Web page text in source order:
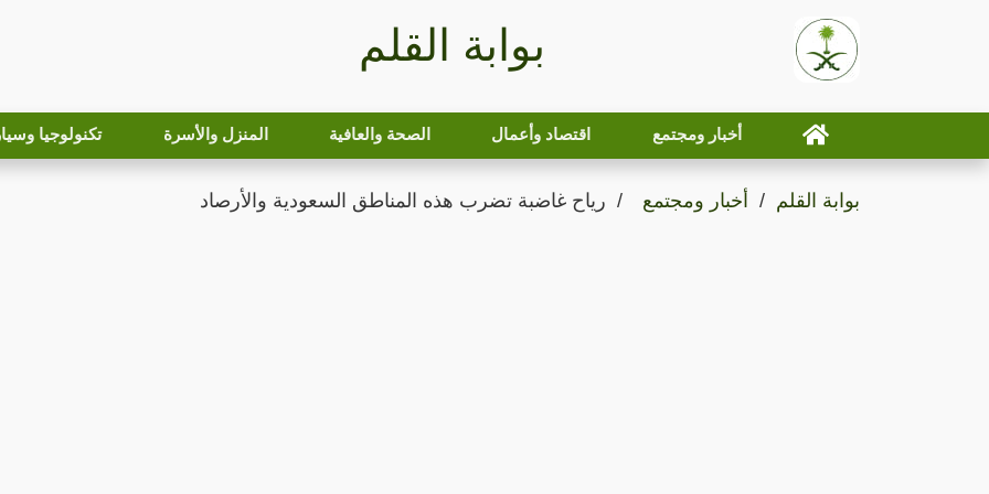
بوابة القلم
أخبار ومجتمع اقتصاد وأعمال الصحة والعافية المنزل والأسرة تكنولوجيا
بوابة القلم أخبار ومجتمع رياح غاضبة تضرب هذه المناطق السعودية والأرصاد